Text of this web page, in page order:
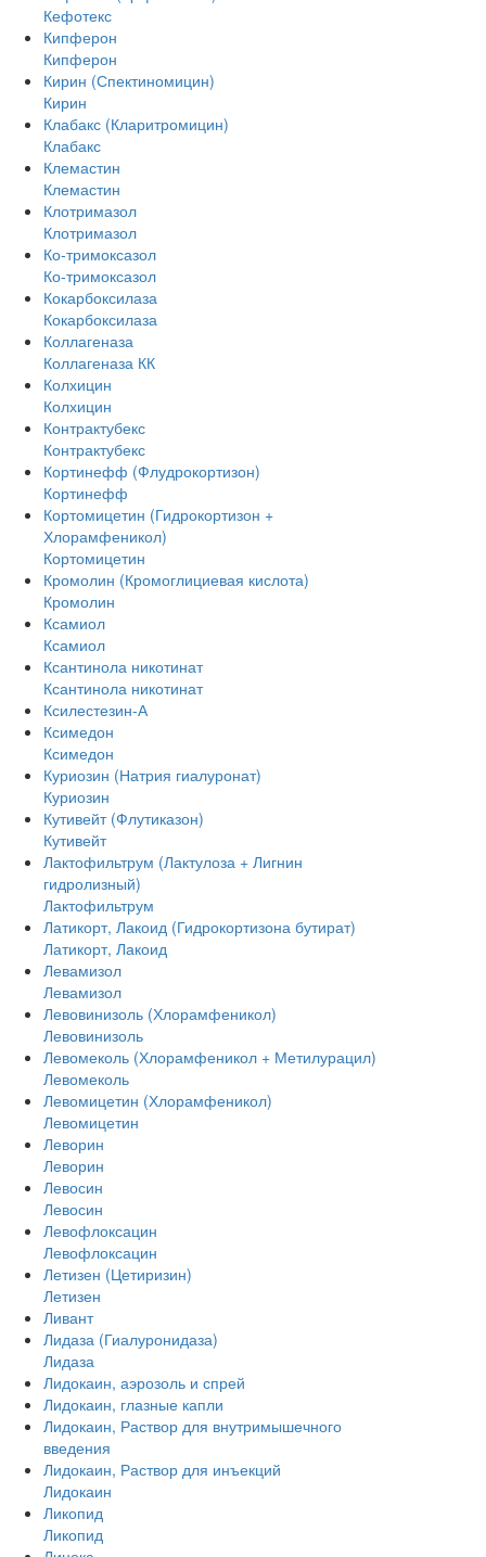
Кефотекс
Кипферон
Кипферон
Кирин (Спектиномицин)
Кирин
Клабакс (Кларитромицин)
Клабакс
Клемастин
Клемастин
Клотримазол
Клотримазол
Ко-тримоксазол
Ко-тримоксазол
Кокарбоксилаза
Кокарбоксилаза
Коллагеназа
Коллагеназа КК
Колхицин
Колхицин
Контрактубекс
Контрактубекс
Кортинефф (Флудрокортизон)
Кортинефф
Кортомицетин (Гидрокортизон +
Хлорамфеникол)
Кортомицетин
Кромолин (Кромоглициевая кислота)
Кромолин
Ксамиол
Ксамиол
Ксантинола никотинат
Ксантинола никотинат
Ксилестезин-А
Ксимедон
Ксимедон
Куриозин (Натрия гиалуронат)
Куриозин
Кутивейт (Флутиказон)
Кутивейт
Лактофильтрум (Лактулоза + Лигнин
гидролизный)
Лактофильтрум
Латикорт, Лакоид (Гидрокортизона бутират)
Латикорт, Лакоид
Левамизол
Левамизол
Левовинизоль (Хлорамфеникол)
Левовинизоль
Левомеколь (Хлорамфеникол + Метилурацил)
Левомеколь
Левомицетин (Хлорамфеникол)
Левомицетин
Леворин
Леворин
Левосин
Левосин
Левофлоксацин
Левофлоксацин
Летизен (Цетиризин)
Летизен
Ливант
Лидаза (Гиалуронидаза)
Лидаза
Лидокаин, аэрозоль и спрей
Лидокаин, глазные капли
Лидокаин, Раствор для внутримышечного
введения
Лидокаин, Раствор для инъекций
Лидокаин
Ликопид
Ликопид